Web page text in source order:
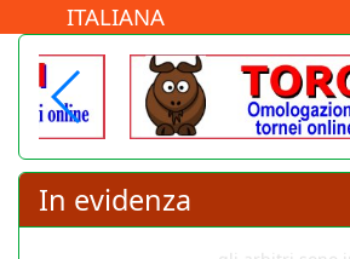
ITALIANA
In evidenza
11 Luglio 2026
Settore
Il Consiglio
il nuovo
Arbitrale, che